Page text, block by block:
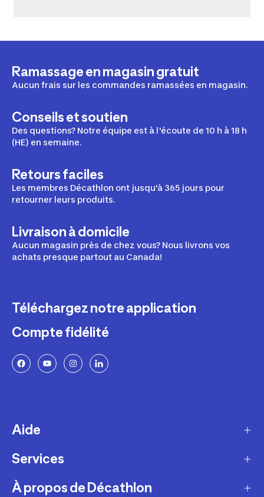
Ramassage en magasin gratuit
Aucun frais sur les commandes ramassées en magasin.
Conseils et soutien
Des questions? Notre équipe est à l'écoute de 10 h à 18 h
(HE) en semaine.
Retours faciles
Les membres Décathlon ont jusqu'à 365 jours pour
retourner leurs produits.
Livraison à domicile
Aucun magasin près de chez vous? Nous livrons vos
achats presque partout au Canada!
Téléchargez notre application
Compte fidélité
Aide
Livraison
Retours et échanges
Services
Programme de fidélité
À propos de Décathlon